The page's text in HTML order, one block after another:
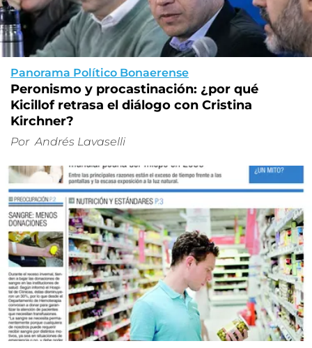
Panorama Político Bonaerense
Peronismo y procastinación: ¿por qué
Kicillof retrasa el diálogo con Cristina
Kirchner?
Por Andrés Lavaselli